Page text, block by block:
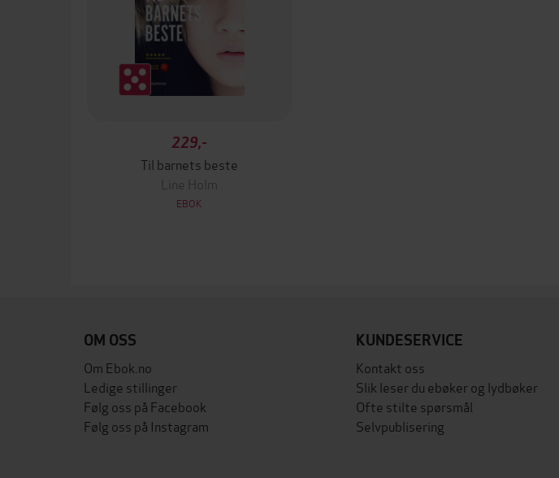
229,-
Til barnets beste
Line Holm
EBOK
OM OSS
Om Ebok.no
Ledige stillinger
Følg oss på Facebook
Følg oss på Instagram
KUNDESERVICE
Kontakt oss
Slik leser du ebøker og lydbøker
Ofte stilte spørsmål
Selvpublisering